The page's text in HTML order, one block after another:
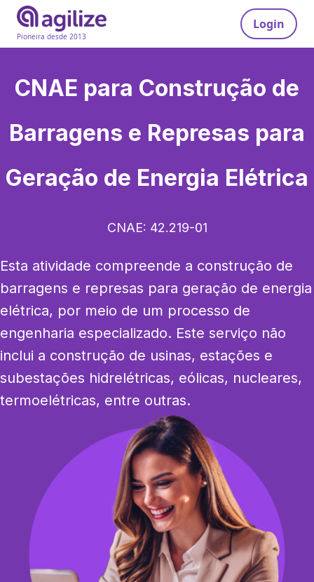
Pioneira desde 2013
Login
CNAE para Construção de
Barragens e Represas para
Geração de Energia Elétrica
CNAE: 42.219-01
Esta atividade compreende a construção de
barragens e represas para geração de energia
elétrica, por meio de um processo de
engenharia especializado. Este serviço não
inclui a construção de usinas, estações e
subestações hidrelétricas, eólicas, nucleares,
termoelétricas, entre outras.